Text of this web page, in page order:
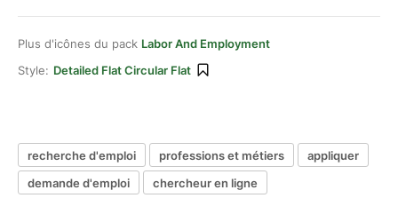
Plus d'icônes du pack Labor And Employment
Style: Detailed Flat Circular Flat
recherche d'emploi professions et métiers
appliquer
demande d'emploi
chercheur en ligne